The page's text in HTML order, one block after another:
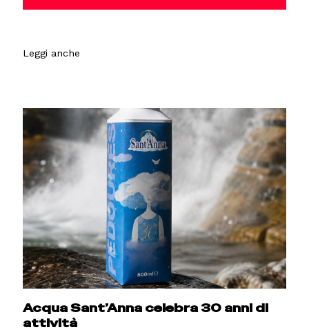
Leggi anche
Acqua Sant’Anna celebra 30 anni di
attività